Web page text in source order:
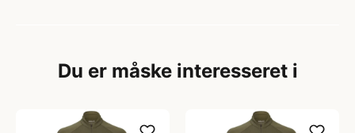
Du er måske interesseret i